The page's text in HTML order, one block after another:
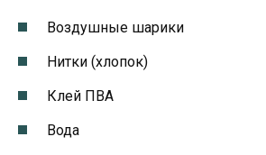
Воздушные шарики
Нитки (хлопок)
Клей ПВА
Вода